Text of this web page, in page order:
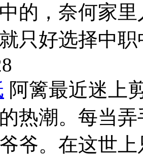
的，奈何家
只好选择中
阿篱最近迷上
热潮。每当
爷。在这世